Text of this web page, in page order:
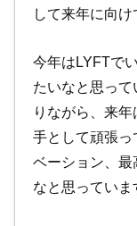
して来年に向け
今年はLYFTで
たいなと思っ
りながら、来
手として頑張
ベーション、
なと思っていま